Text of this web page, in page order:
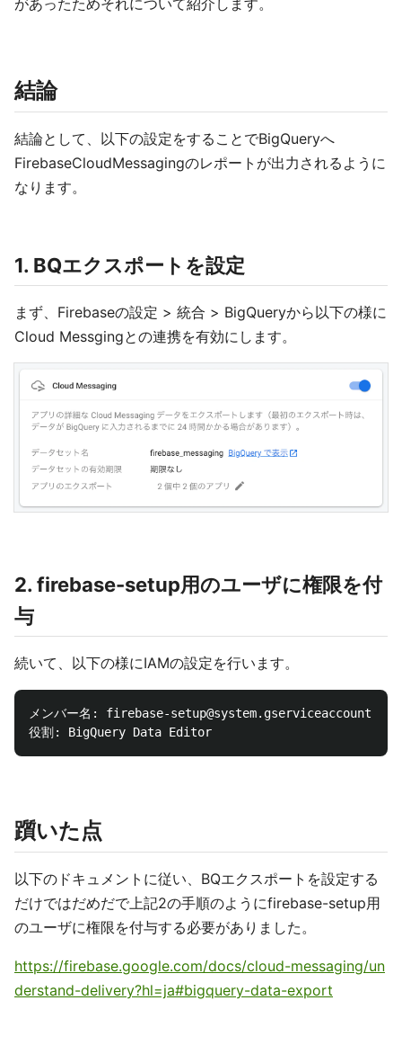
があったためそれについて紹介します。
結論
結論として、以下の設定をすることでBigQueryへ
FirebaseCloudMessagingのレポートが出力されるように
なります。
1. BQエクスポートを設定
まず、Firebaseの設定 > 統合 > BigQueryから以下の様に
Cloud Messgingとの連携を有効にします。
2. firebase-setup用のユーザに権限を付
与
続いて、以下の様にIAMの設定を行います。
メンバー名: firebase-setup@system.gserviceaccount.com
躓いた点
以下のドキュメントに従い、BQエクスポートを設定する
だけではだめだで上記2の手順のようにfirebase-setup用
のユーザに権限を付与する必要がありました。
https://firebase.google.com/docs/cloud-messaging/un
derstand-delivery?hl=ja#bigquery-data-export